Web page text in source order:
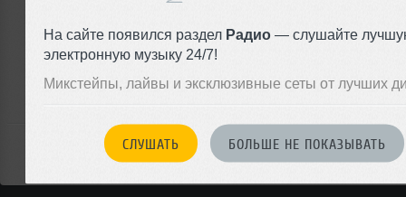
На сайте появился раздел Радио — слушайте
электронную музыку 24/7!
Микстейпы, лайвы и эксклюзивные сеты от лучших
СЛУШАТЬ БОЛЬШЕ НЕ ПОКАЗЫВАТЬ
чтобы оставить комментарий